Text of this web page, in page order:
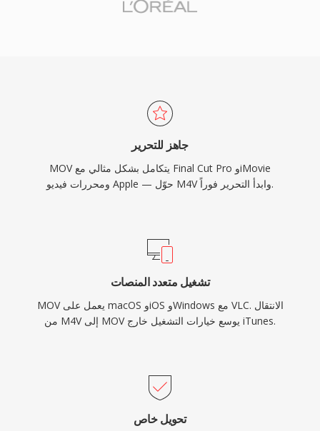
الصيغة مع كل من المحتوى المضغوط بجودة التوصيل
قبل برامج التحرير الاحترافية على جميع أنظمة
التشغيل، مما يحافظ على أهميتها عبر عقود من تطور
تقنية الفيديو.
جاهز للتحرير
MOV يتكامل بشكل مثالي مع Final Cut Pro وiMovie
ومحررات فيديو Apple — حوّل M4V وابدأ التحرير فوراً.
تشغيل متعدد المنصات
MOV يعمل على macOS وiOS وWindows مع VLC. الانتقال
من M4V إلى MOV يوسع خيارات التشغيل خارج iTunes.
تحويل خاص